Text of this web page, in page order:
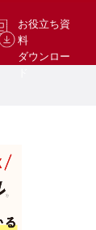
お役立ち資
料
ダウンロー